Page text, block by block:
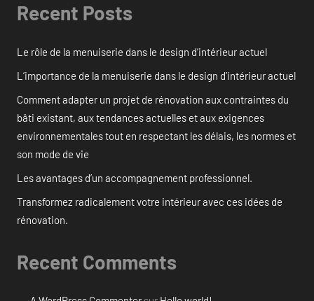
Recent Posts
Le rôle de la menuiserie dans le design d’intérieur actuel
L’importance de la menuiserie dans le design d’intérieur actuel
Comment adapter un projet de rénovation aux contraintes du
bâti existant, aux tendances actuelles et aux exigences
environnementales tout en respectant les délais, les normes et
son mode de vie
Les avantages d’un accompagnement professionnel.
Transformez radicalement votre intérieur avec ces idées de
rénovation.
Recent Comments